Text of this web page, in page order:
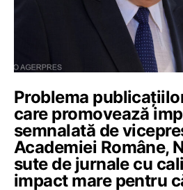
Problema
care promovează
semnalată de
Academiei Române,
sute de jurnale cu
impact mare pentru